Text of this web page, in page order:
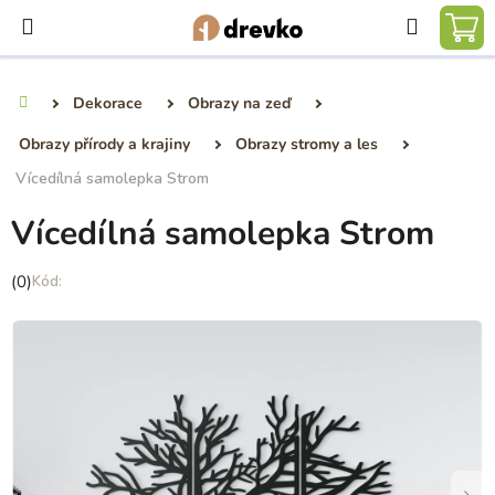
obsah
Hledat
Dekorace
Obrazy na zeď
Obrazy přírody a krajiny
Obrazy stromy a les
Vícedílná samolepka Strom
Vícedílná samolepka Strom
Průměrné
produktu
(0)